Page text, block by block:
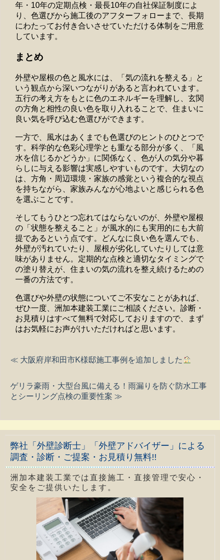
年・10年の定期点検・最長10年の自社保証制度によ
り、色選びから施工後のアフターフォローまで、長期
にわたってお付き合いさせていただける体制をご用意
しています。
まとめ
外壁や屋根の色と風水には、「気の流れを整える」と
いう観点から深いつながりがあると言われています。
五行の考え方をもとに色のエネルギーを理解し、玄関
の方角と相性の良い色を取り入れることで、住まいに
良い気を呼び込む色選びができます。
一方で、風水はあくまでも色選びのヒントのひとつで
す。科学的な色彩心理学とも重なる部分が多く、「風
水を信じるかどうか」に関係なく、色が人の気分や暮
らしに与える影響は実感しやすいものです。大切なの
は、方角・周辺環境・家族の感覚という複合的な視点
を持ちながら、家族みんなが心地よいと感じられる色
を選ぶことです。
そしてもうひとつ忘れてはならないのが、外壁や屋根
の「状態を整えること」が風水的にも実用的にも大前
提であるという点です。どんなに良い色を選んでも、
外壁が汚れていたり、屋根が劣化していたりしては意
味がありません。定期的な点検と適切なタイミングで
の塗り替えが、住まいの気の流れを整え続けるための
一番の方法です。
色選びや外壁の状態についてご不安なことがあれば、
ぜひ一度、洲加本建装工業にご相談ください。診断・
お見積りはすべて無料で対応しておりますので、まず
はお気軽にお声がけいただければと思います。
≪ 大阪府岸和田市K様邸施工事例を追加しました
ゲリラ豪雨・大型台風に備える！雨漏りを防ぐ防水工事
とシーリング点検の重要性案 ≫
弊社「外壁診断士」「外壁アドバイザー」による
調査・診断・ご提案・お見積り無料!!
洲加本建装工業では直接施工・直接管理で安心・
安全をご提供いたします。